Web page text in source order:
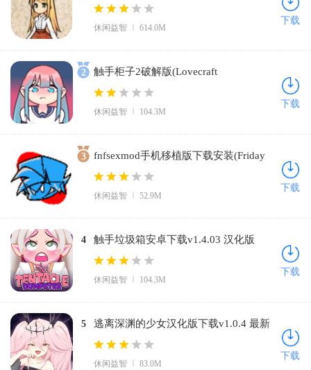
汉化组)v2.0 汉化版
休闲益智 614.0M
下载
2
触手柜子2破解版(Lovecraft
Locker)v1.4.03 中文版
休闲益智 104.3M
下载
3
fnfsexmod手机移植版下载安装(Friday
Night Funkin)v0.2.7 免费版
休闲益智 52.9M
下载
4 触手垃圾箱安卓下载v1.4.03 汉化版
休闲益智 104.3M
下载
5
逃离深渊的少女汉化版下载v1.0.4 最新
版
休闲益智 83.0M
下载